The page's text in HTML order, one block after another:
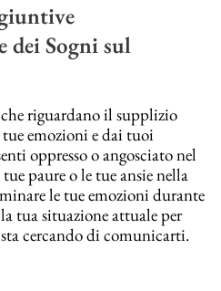
dei Sogni sul
riguardano il supplizio
emozioni e dai tuoi
oppresso o angosciato nel
paure o le tue ansie nella
le tue emozioni durante
tua situazione attuale per
cercando di comunicarti.